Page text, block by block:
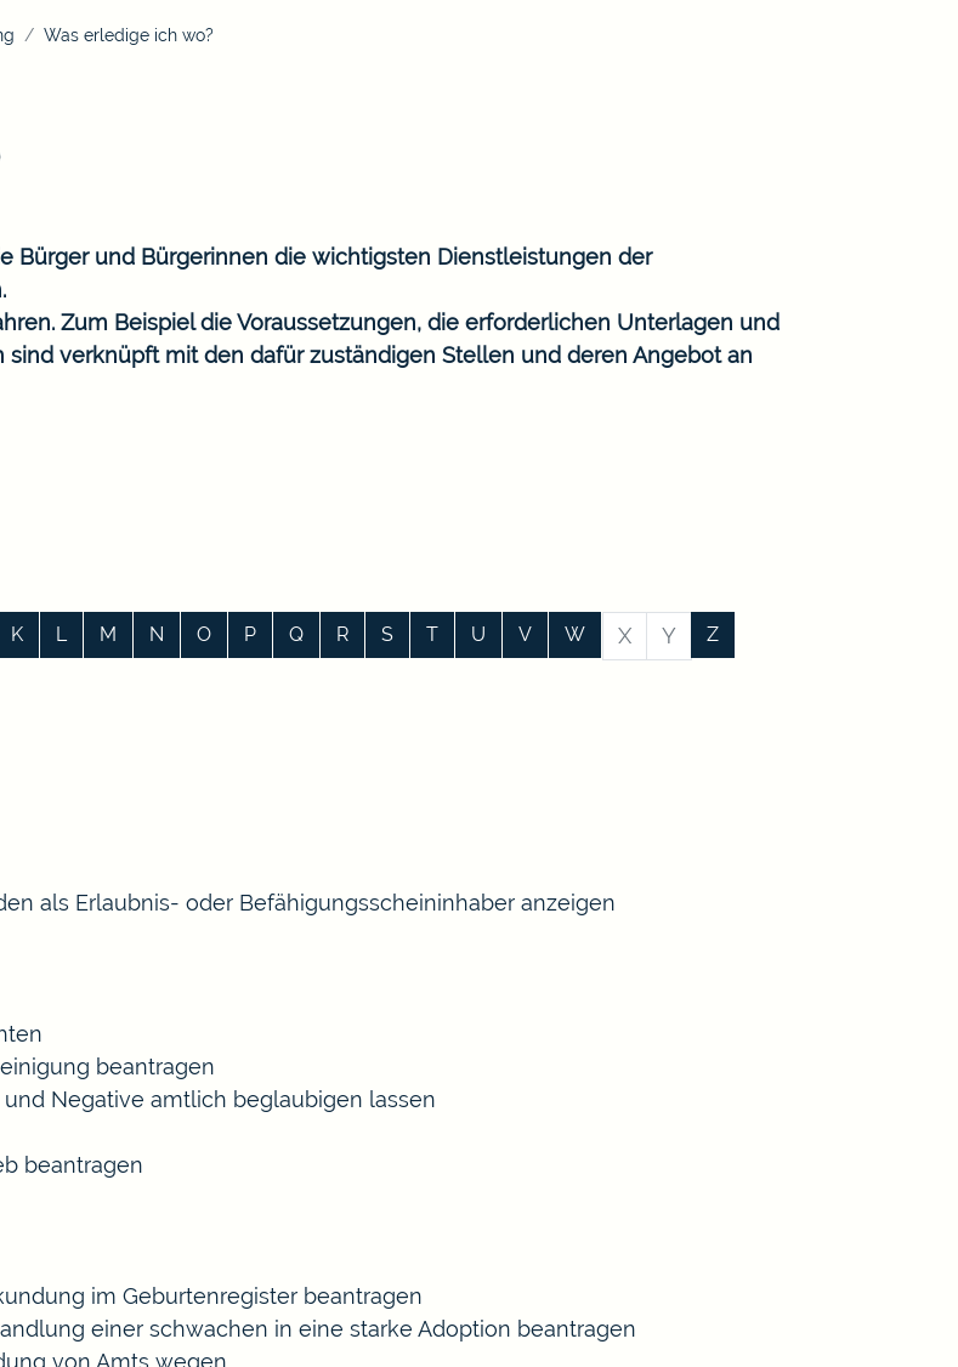
Was erledige ich wo?
Bürger und Bürgerinnen die wichtigsten Dienstleistungen der
Zum Beispiel die Voraussetzungen, die erforderlichen Unterlagen und
verknüpft mit den dafür zuständigen Stellen und deren Angebot an
K L M N O P Q R S T U V W X Y Z
als Erlaubnis- oder Befähigungsscheininhaber anzeigen
beantragen
Negative amtlich beglaubigen lassen
beantragen
im Geburtenregister beantragen
einer schwachen in eine starke Adoption beantragen
von Amts wegen